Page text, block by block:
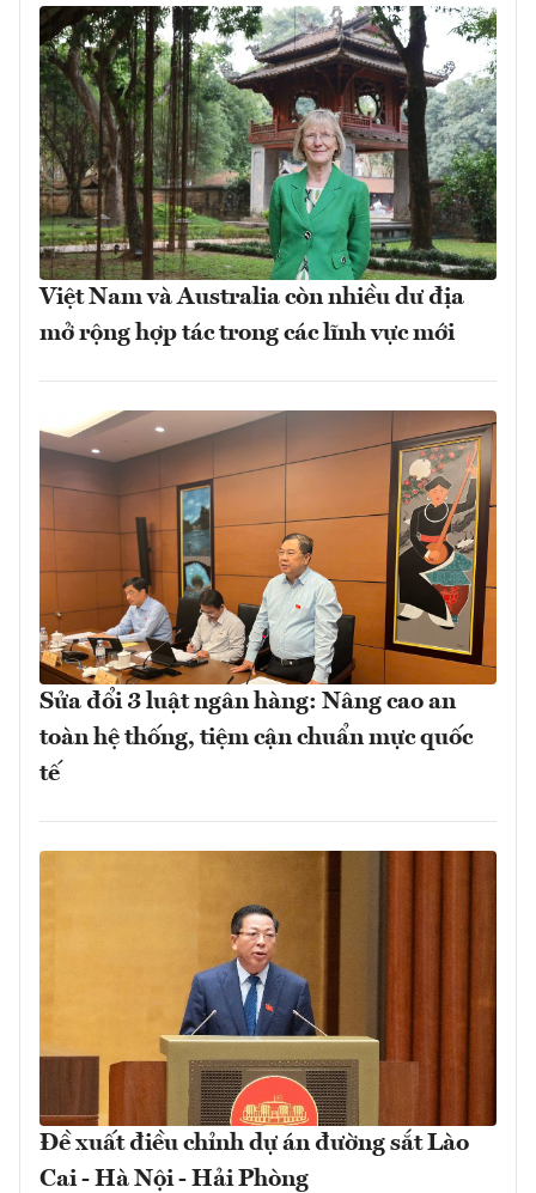
Việt Nam và Australia còn nhiều dư địa
mở rộng hợp tác trong các lĩnh vực mới
Sửa đổi 3 luật ngân hàng: Nâng cao an
toàn hệ thống, tiệm cận chuẩn mực quốc
tế
Đề xuất điều chỉnh dự án đường sắt Lào
Cai - Hà Nội - Hải Phòng